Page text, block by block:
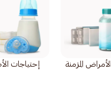
المزمنة إحتياجات